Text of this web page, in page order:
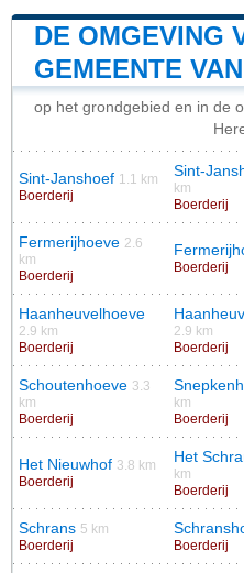
DE OMGEVING
GEMEENTE
op het grondgebied en in de
Sint-Janshoef 1.1 km
Boerderij
Sint-
km
Boerderij
Fermerijhoeve 2.6
km
Boerderij
Boerderij
Haanheuvelhoeve
2.9 km
Boerderij
2.9 km
Boerderij
Schoutenhoeve 3.3
km
Boerderij
km
Boerderij
Het Nieuwhof 3.8 km
Boerderij
Het
km
Boerderij
Schrans 5 km
Boerderij
Boerderij